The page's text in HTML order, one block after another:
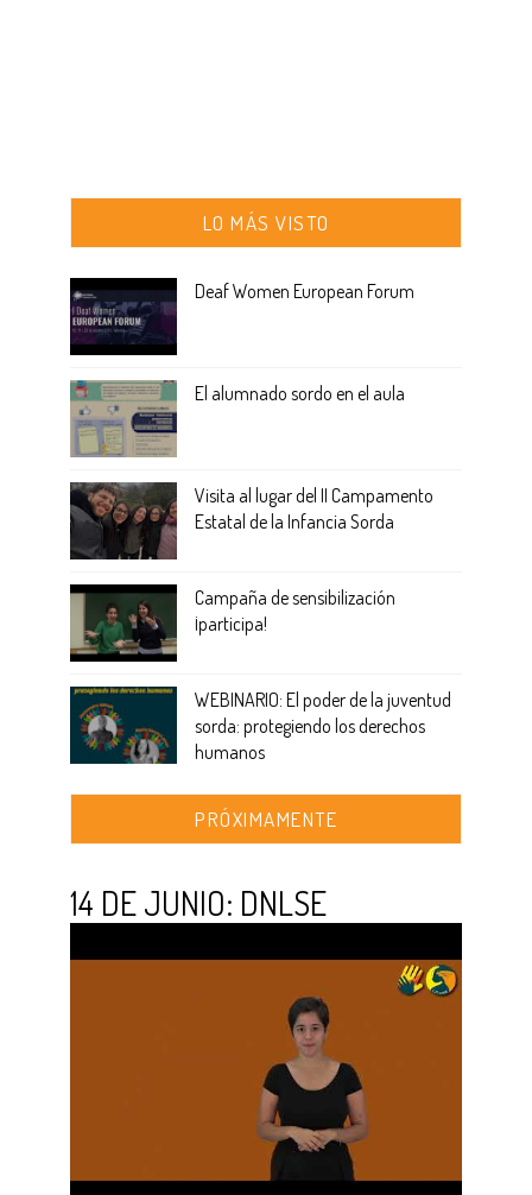
LO MÁS VISTO
Deaf Women European Forum
El alumnado sordo en el aula
Visita al lugar del II Campamento
Estatal de la Infancia Sorda
Campaña de sensibilización
¡participa!
WEBINARIO: El poder de la juventud
sorda: protegiendo los derechos
humanos
PRÓXIMAMENTE
14 DE JUNIO: DNLSE